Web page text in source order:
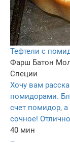
Тефтели с
Фарш Батон
Специи
Хочу вам
помидорами.
счет помидор,
сочное!
40 мин
–